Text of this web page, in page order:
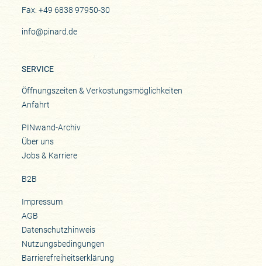
Fax: +49 6838 97950-30
info@pinard.de
SERVICE
Öffnungszeiten & Verkostungsmöglichkeiten
Anfahrt
PINwand-Archiv
Über uns
Jobs & Karriere
B2B
Impressum
AGB
Datenschutzhinweis
Nutzungsbedingungen
Barrierefreiheitserklärung